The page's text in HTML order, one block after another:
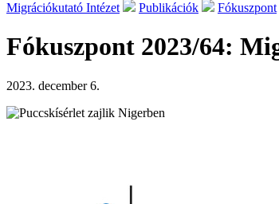
Migrációkutató Intézet Publikációk Fókuszpont
Fókuszpont 2023/64:
2023. december 6.